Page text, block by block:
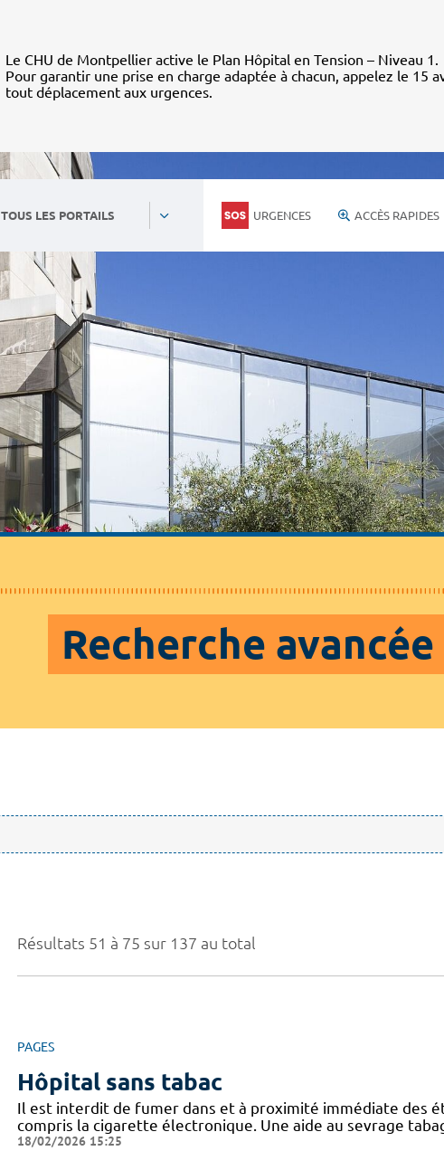
Le CHU de Montpellier active le Plan Hôpital en Tension – Niveau 1.
Pour garantir une prise en charge adaptée à chacun, appelez le 15
tout déplacement aux urgences.
TOUS LES PORTAILS URGENCES ACCÈS RAPIDES
Recherche avancée
Résultats 51 à 75 sur 137 au total
PAGES
Hôpital sans tabac
Il est interdit de fumer dans et à proximité immédiate des
compris la cigarette électronique. Une aide au sevrage
18/02/2026 15:25